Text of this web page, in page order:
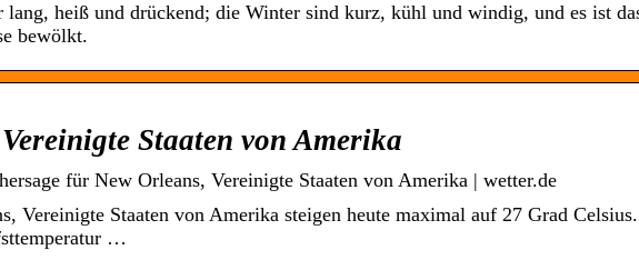
heiß und drückend; die Winter sind kurz, kühl und windig, und es ist
bewölkt.
Staaten von Amerika
für New Orleans, Vereinigte Staaten von Amerika | wetter.de
Vereinigte Staaten von Amerika steigen heute maximal auf 27 Grad
…